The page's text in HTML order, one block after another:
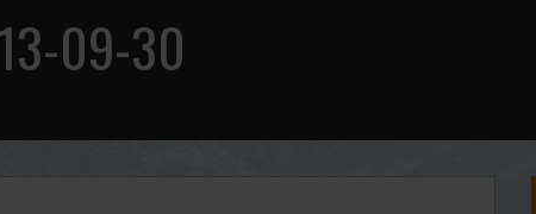
09-30